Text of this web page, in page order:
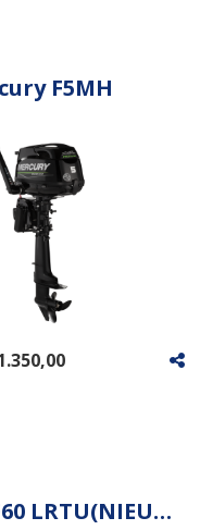
F5MH
Honda BF60 LRTU(NIEUW)